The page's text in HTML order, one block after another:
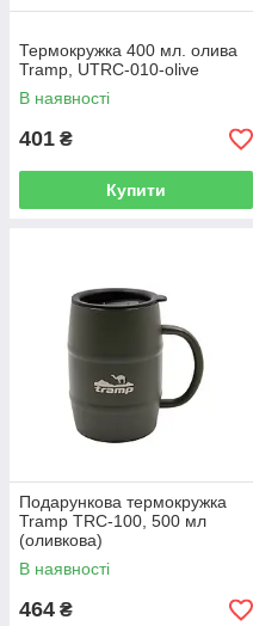
Термокружка 400 мл. олива
Tramp, UTRC-010-olive
В наявності
401 ₴
Купити
Подарункова термокружка
Tramp TRC-100, 500 мл
(оливкова)
В наявності
464 ₴